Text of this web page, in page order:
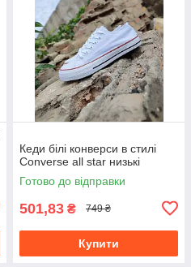
Кеди білі конверси в стилі
Converse all star низькі
Готово до відправки
501,83 ₴ 749 ₴
Купити